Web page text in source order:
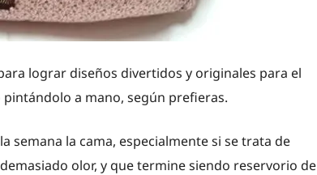
lograr diseños divertidos y originales para el
a mano, según prefieras.
semana la cama, especialmente si se trata de
olor, y que termine siendo reservorio de